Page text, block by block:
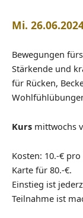
Mi.
Bewegungen
Stärkende und
für Rücken,
Kurs mittwochs
Kosten: 10.-€
Karte für 80.-€.
Einstieg ist
Teilnahme ist